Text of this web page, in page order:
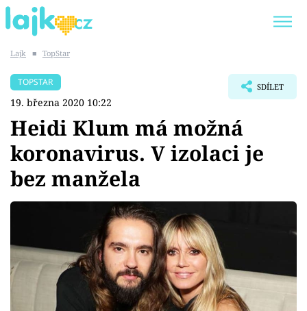
SHOPAHOLICADEL
Témata
Showbyznys
Virály
Lajk ■ TopStar
TOPSTAR
19. března 2020 10:22
SDÍLET
Heidi Klum má možná
koronavirus. V izolaci je
bez manžela